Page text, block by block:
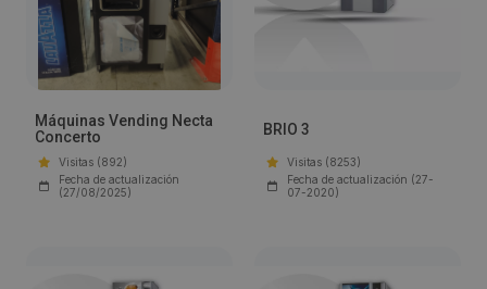
Máquinas Vending Necta
Concerto
Visitas (892)
Fecha de actualización
(27/08/2025)
BRIO 3
Visitas (8253)
Fecha de actualización (27-
07-2020)